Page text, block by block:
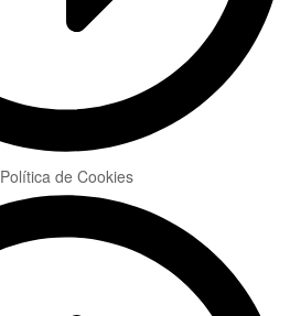
Política de Cookies